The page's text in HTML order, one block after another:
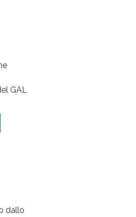
GAL
dallo